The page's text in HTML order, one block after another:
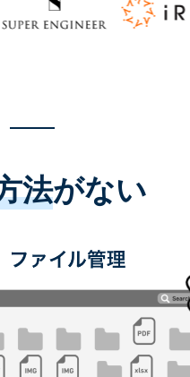
法がない